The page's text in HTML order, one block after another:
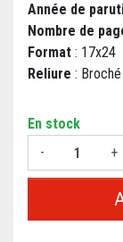
Année de
Nombre de
Format : 17x24
Reliure : Broché
En stock
-
+